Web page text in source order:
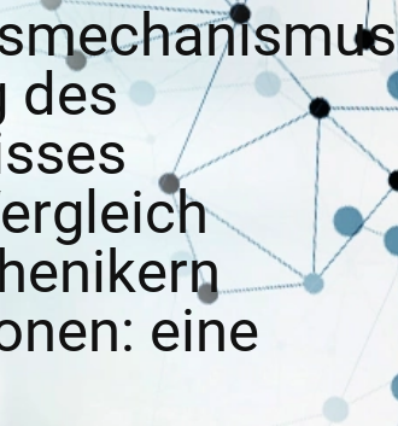
des
eine